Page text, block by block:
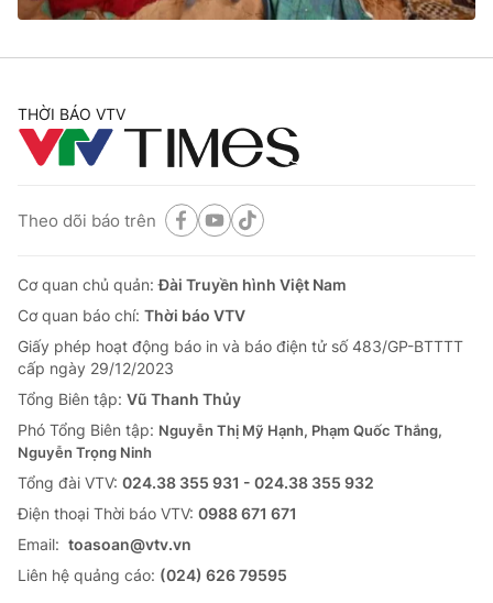
THỜI BÁO VTV
Theo dõi báo trên
Cơ quan chủ quản:Đài Truyền hình Việt Nam
Cơ quan báo chí: Thời báo VTV
Giấy phép hoạt động báo in và báo điện tử số 483/GP-BTTTT
cấp ngày 29/12/2023
Tổng Biên tập: Vũ Thanh Thủy
Phó Tổng Biên tập: Nguyễn Thị Mỹ Hạnh, Phạm Quốc Thắng,
Nguyễn Trọng Ninh
Tổng đài VTV: 024.38 355 931 - 024.38 355 932
Ðiện thoại Thời báo VTV: 0988 671 671
Email: toasoan@vtv.vn
Liên hệ quảng cáo: (024) 626 79595